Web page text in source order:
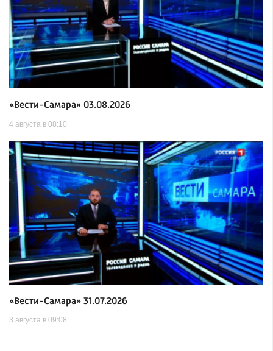
«Вести-Самара» 03.08.2026
4 августа в 08:10
«Вести-Самара» 31.07.2026
3 августа в 09:08